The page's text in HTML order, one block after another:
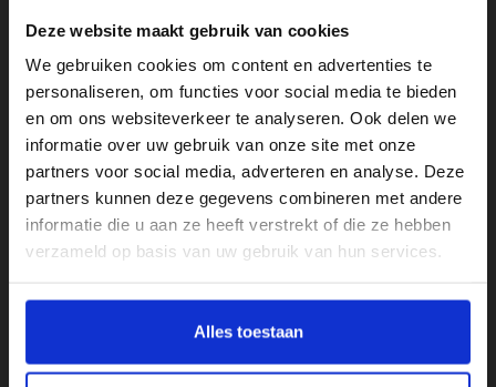
Deze website maakt gebruik van cookies
We gebruiken cookies om content en advertenties te
personaliseren, om functies voor social media te bieden
en om ons websiteverkeer te analyseren. Ook delen we
informatie over uw gebruik van onze site met onze
partners voor social media, adverteren en analyse. Deze
partners kunnen deze gegevens combineren met andere
informatie die u aan ze heeft verstrekt of die ze hebben
verzameld op basis van uw gebruik van hun services.
Alles toestaan
Klantenservice
Categorieën